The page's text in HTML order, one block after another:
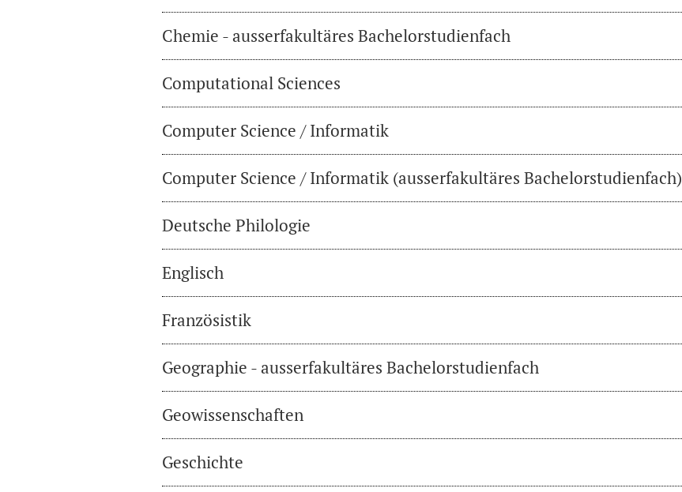
Chemie - ausserfakultäres Bachelorstudienfach
Computational Sciences
Computer Science / Informatik
Computer Science / Informatik (ausserfakultäres Bachelorstudienfach)
Deutsche Philologie
Englisch
Französistik
Geographie - ausserfakultäres Bachelorstudienfach
Geowissenschaften
Geschichte